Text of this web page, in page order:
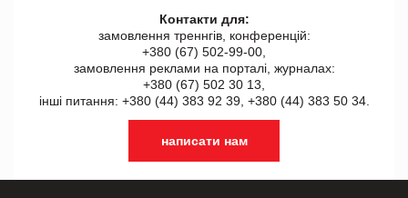
Контакти для:
замовлення треннгів, конференцій:
+380 (67) 502-99-00,
замовлення реклами на порталі, журналах:
+380 (67) 502 30 13,
інші питання: +380 (44) 383 92 39, +380 (44) 383 50 34.
написати нам